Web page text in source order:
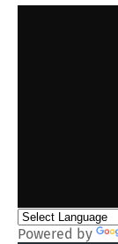
Powered by